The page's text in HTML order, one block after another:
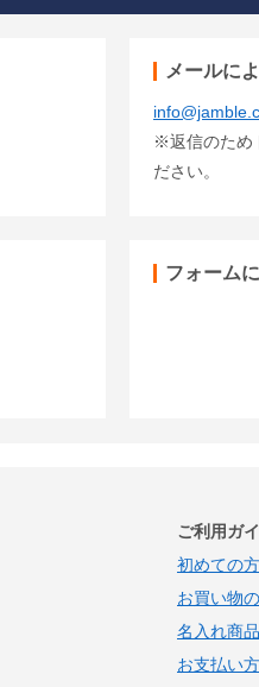
メールに
※返信のため
ださい。
フォーム
ご利用ガ
初めての方
お買い物
名入れ商
お支払い